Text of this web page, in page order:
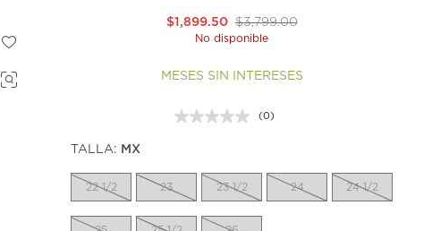
$3,799.00
$1,899.50
No disponible
MESES SIN INTERESES
Sin
la
misma
(0)
TALLA: MX
22 1/2 23 23 1/2 24 24 1/2